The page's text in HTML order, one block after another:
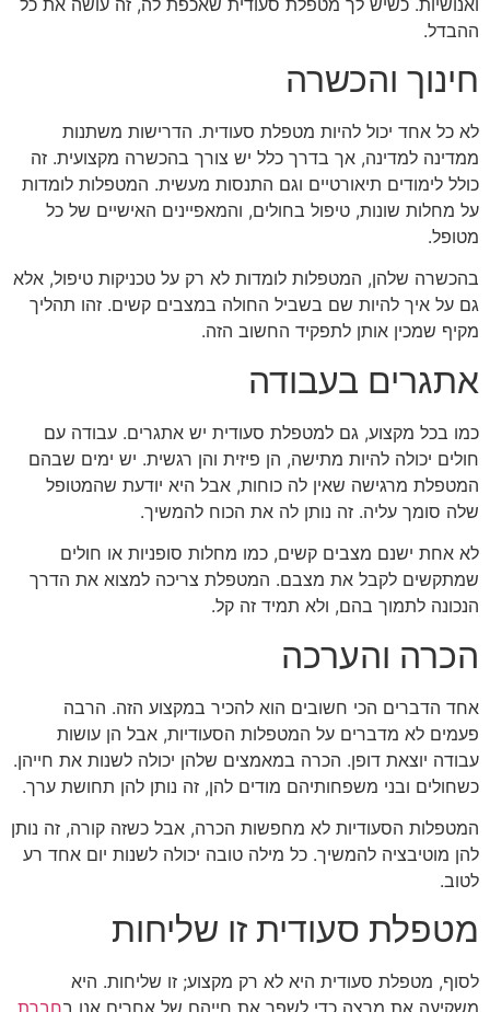
ההבדל.
חינוך והכשרה
לא כל אחד יכול להיות מטפלת סעודית. הדרישות משתנות
ממדינה למדינה, אך בדרך כלל יש צורך בהכשרה מקצועית. זה
כולל לימודים תיאורטיים וגם התנסות מעשית. המטפלות לומדות
על מחלות שונות, טיפול בחולים, והמאפיינים האישיים של כל
מטופל.
בהכשרה שלהן, המטפלות לומדות לא רק על טכניקות טיפול, אלא
גם על איך להיות שם בשביל החולה במצבים קשים. זהו תהליך
מקיף שמכין אותן לתפקיד החשוב הזה.
אתגרים בעבודה
כמו בכל מקצוע, גם למטפלת סעודית יש אתגרים. עבודה עם
חולים יכולה להיות מתישה, הן פיזית והן רגשית. יש ימים שבהם
המטפלת מרגישה שאין לה כוחות, אבל היא יודעת שהמטופל
שלה סומך עליה. זה נותן לה את הכוח להמשיך.
לא אחת ישנם מצבים קשים, כמו מחלות סופניות או חולים
שמתקשים לקבל את מצבם. המטפלת צריכה למצוא את הדרך
הנכונה לתמוך בהם, ולא תמיד זה קל.
הכרה והערכה
אחד הדברים הכי חשובים הוא להכיר במקצוע הזה. הרבה
פעמים לא מדברים על המטפלות הסעודיות, אבל הן עושות
עבודה יוצאת דופן. הכרה במאמצים שלהן יכולה לשנות את חייהן.
כשחולים ובני משפחותיהם מודים להן, זה נותן להן תחושת ערך.
המטפלות הסעודיות לא מחפשות הכרה, אבל כשזה קורה, זה נותן
להן מוטיבציה להמשיך. כל מילה טובה יכולה לשנות יום אחד רע
לטוב.
מטפלת סעודית זו שליחות
לסוף, מטפלת סעודית היא לא רק מקצוע; זו שליחות. היא